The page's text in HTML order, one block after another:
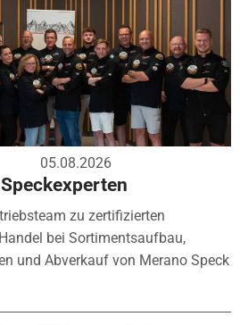
05.08.2026
zu zertifizierten
bei Sortimentsaufbau,
und Abverkauf von Merano Speck